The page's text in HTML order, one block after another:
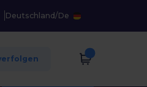
Deutschland/De